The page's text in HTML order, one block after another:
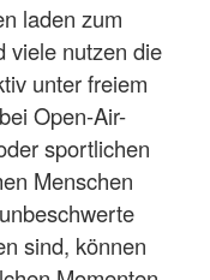
laden zum
viele nutzen die
unter freiem
Open-Air-
sportlichen
Menschen
sind, können